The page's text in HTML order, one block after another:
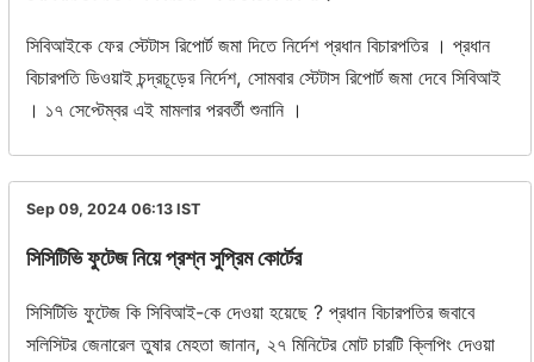
সিবিআইকে ফের স্টেটাস রিপোর্ট জমা দিতে নির্দেশ প্রধান বিচারপতির । প্রধান
বিচারপতি ডিওয়াই চন্দ্রচূড়ের নির্দেশ, সোমবার স্টেটাস রিপোর্ট জমা দেবে সিবিআই
। ১৭ সেপ্টেম্বর এই মামলার পরবর্তী শুনানি ।
Sep 09, 2024 06:13 IST
সিসিটিভি ফুটেজ নিয়ে প্রশ্ন সুপ্রিম কোর্টের
সিসিটিভি ফুটেজ কি সিবিআই-কে দেওয়া হয়েছে ? প্রধান বিচারপতির জবাবে
সলিসিটর জেনারেল তুষার মেহতা জানান, ২৭ মিনিটের মোট চারটি ক্লিপিং দেওয়া